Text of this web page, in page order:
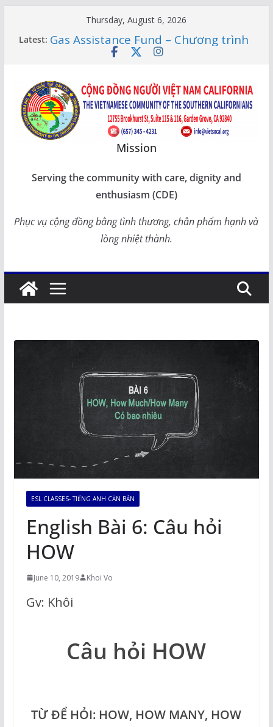
Thursday, August 6, 2026
Latest: Gas Assistance Fund – Chương trình
giúp đỡ tiền Socalgas
Citizenship Flashcard Apps – Ứng
Dụng Ôn Thi Quốc Tịch 2026
Human Rights Update in Vietnam
XUÂN SUNG TÚC – TẾT SẺ CHIA
CÙNG CÁC BẬC CAO NIÊN TẠI
Mission
Serving the community with care, dignity and
enthusiasm (CDE)
Phục vụ cộng đồng bằng tình thương, chân phẩm hạnh và
lòng nhiệt thành.
ESL CLASSES- TIẾNG ANH CĂN BẢN
English Bài 6: Câu hỏi
HOW
June 10, 2019 Khoi Vo
Gv: Khôi
Câu hỏi HOW
TỪ ĐỂ HỎI: HOW, HOW MANY, HOW